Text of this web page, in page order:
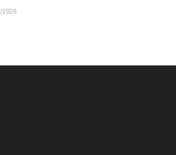
2026